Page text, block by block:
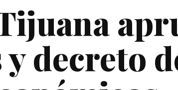
decreto